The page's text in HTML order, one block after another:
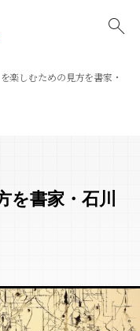
を楽しむための見方を書家・
を書家・石川